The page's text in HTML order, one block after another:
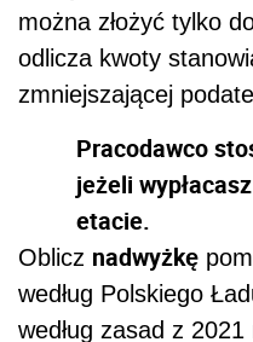
można złożyć tylko
odlicza kwoty
zmniejszającej
Pracodawco
jeżeli wypłacasz
etacie.
Oblicz nadwyżkę
według Polskiego
według zasad z 2021